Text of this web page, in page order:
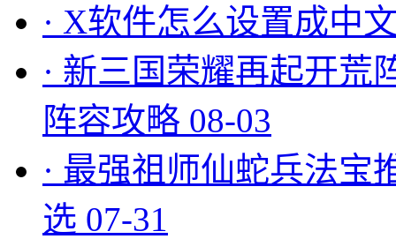
· X软件怎么设置成中
· 新三国荣耀再起开荒
阵容攻略 08-03
· 最强祖师仙蛇兵法宝
选 07-31